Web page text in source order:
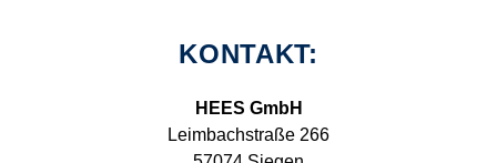
KONTAKT:
HEES GmbH
Leimbachstraße 266